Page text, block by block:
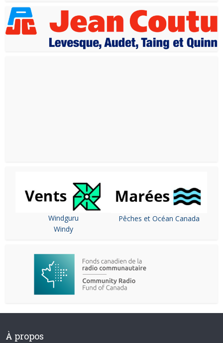
Windguru
Windy
Pêches et Océan Canada
À propos